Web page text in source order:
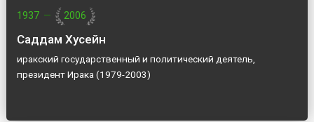
1937 — 2006
Саддам Хусейн
иракский государственный и политический деятель,
президент Ирака (1979-2003)